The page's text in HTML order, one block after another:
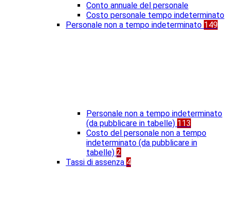
Conto annuale del personale
Costo personale tempo indeterminato
Personale non a tempo indeterminato 149
Personale non a tempo indeterminato
(da pubblicare in tabelle) 113
Costo del personale non a tempo
indeterminato (da pubblicare in
tabelle) 2
Tassi di assenza 4